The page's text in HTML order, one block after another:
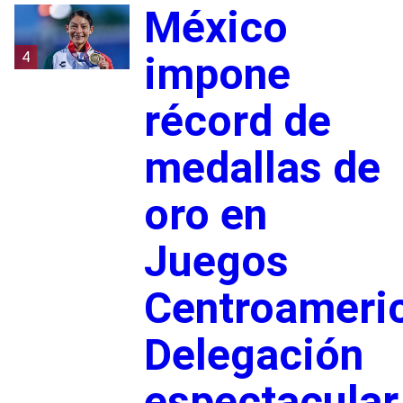
4
México
impone
récord de
medallas de
oro en
Juegos
Delegación